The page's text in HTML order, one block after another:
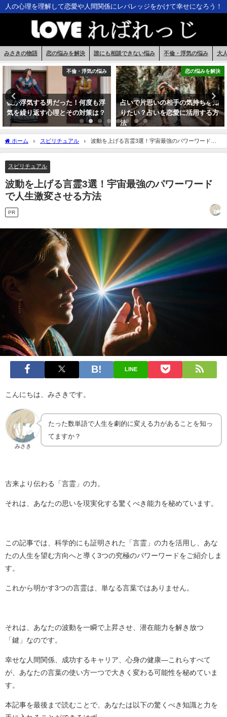
人の心理を理解して恋愛や人間関係にレバレッジをかけて幸せになろう！
みさきの物語 恋の悩みを解決 誰にも相談できない悩み 不倫・浮気の悩み 大
恋の悩みを解決
占いで片思いの相手の気持ちを知
りたい？占いを恋愛に活用する方
法
人間関係の悩み・心理
相談する人がいない？他人に相談
する心理学的なメリットと対策！
ホーム スピリチュアル
波動を上げる言霊3選！宇宙最強のパワーワードで
人生激変させる方法
スピリチュアル
波動を上げる言霊3選！宇宙最強のパワーワード
で人生激変させる方法
PR
LINE
こんにちは、みさきです。
みさき
たった数単語で人生を劇的に変える力があることを知っ
てますか？
古来より伝わる「言霊」の力。
それは、あなたの思いを現実化する驚くべき能力を秘めています。
この記事では、科学的にも証明された「言霊」の力を活用し、あな
たの人生を望む方向へと導く3つの究極のパワーワードをご紹介しま
す。
これから明かす3つの言霊は、単なる言葉ではありません。
それは、あなたの波動を一瞬で上昇させ、潜在能力を解き放つ
「鍵」なのです。
幸せな人間関係、成功するキャリア、心身の健康—これらすべて
が、あなたの言葉の使い方一つで大きく変わる可能性を秘めていま
す。
本記事を最後まで読むことで、あなたは以下の驚くべき知識と力を